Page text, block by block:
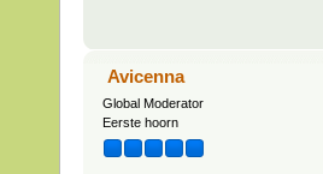
Avicenna
Global Moderator
Eerste hoorn